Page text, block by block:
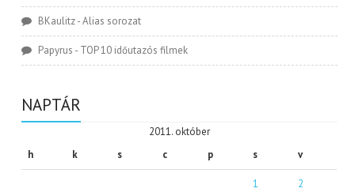
BKaulitz-Alias sorozat
Papyrus - TOP 10 időutazós filmek
NAPTÁR
2011. október
h
k s c p s v
1 2